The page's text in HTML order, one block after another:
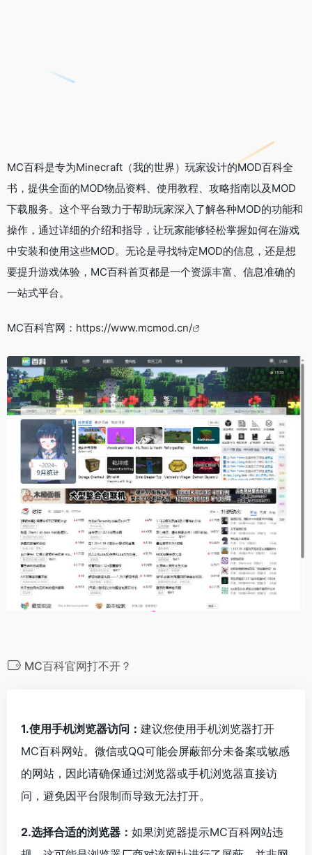
MC百科是专为Minecraft（我的世界）玩家设计的MOD百科全
书，提供全面的MOD物品资料、使用教程、攻略指南以及MOD
下载服务。这个平台致力于帮助玩家深入了解各种MOD的功能和
操作，通过详细的介绍和指导，让玩家能够轻松掌握如何在游戏
中安装和使用这些MOD。无论是寻找特定MOD的信息，还是想
要提升游戏体验，MC百科首页都是一个资源丰富、信息准确的
一站式平台。
MC百科官网： https://www.mcmod.cn/
MC百科官网打不开？
1.使用手机浏览器访问： 建议您使用手机浏览器打开
MC百科网站。微信或QQ可能会屏蔽部分未备案或敏感
的网站，因此请确保通过浏览器或手机浏览器直接访
问，避免因平台限制而导致无法打开。
2.选择合适的浏览器： 如果浏览器提示MC百科网站违